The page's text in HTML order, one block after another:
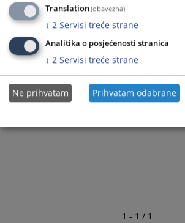
1 - 1 / 1
Translation(obavezna)
↓ 2 Servisi treće strane
Analitika o posjećenosti stranica
↓ 2 Servisi treće strane
Ne prihvatam Prihvatam odabrane